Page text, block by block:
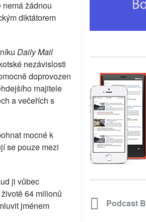
žádnou
diktátorem
Daily Mail
nezávislosti
doprovozen
majitele
a večeřích s
mocné k
se pouze mezi
ji vůbec
64 milionů
jménem
Podcast